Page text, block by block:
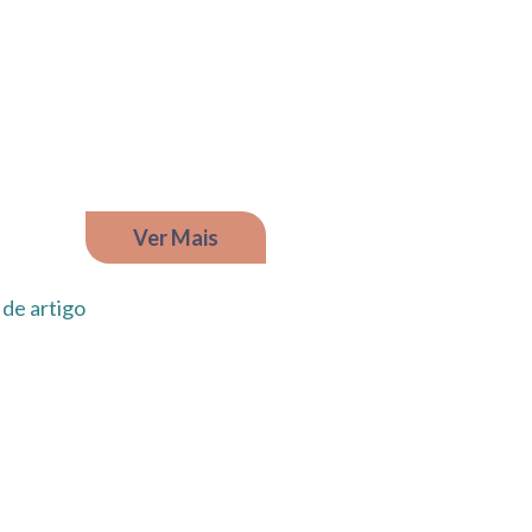
Ver Mais
artigo